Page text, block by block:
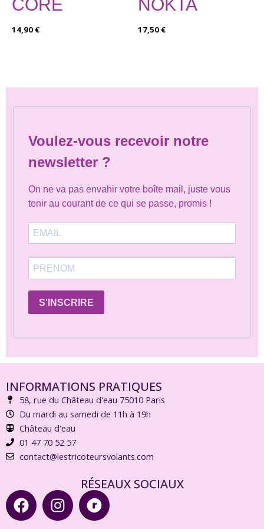
CORE
14,90 €
NOKTA
17,50 €
Voulez-vous recevoir notre
newsletter ?
On ne va pas envahir votre boîte mail, juste vous
tenir au courant de ce qui se passe, promis !
S'INSCRIRE
INFORMATIONS PRATIQUES
58, rue du Château d'eau 75010 Paris
Du mardi au samedi de 11h à 19h
Château d'eau
01 47 70 52 57
contact@lestricoteursvolants.com
RÉSEAUX SOCIAUX
F
a
I
n
R
a